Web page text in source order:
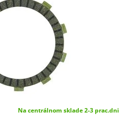
Na centrálnom sklade 2-3 prac.dni